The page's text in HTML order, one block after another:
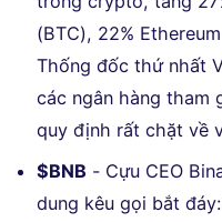
(BTC), 22%
Thống đốc thứ nhất
các ngân hàng tham
quy định rất chặt về
$BNB - Cựu CEO
dung kêu gọi bắt